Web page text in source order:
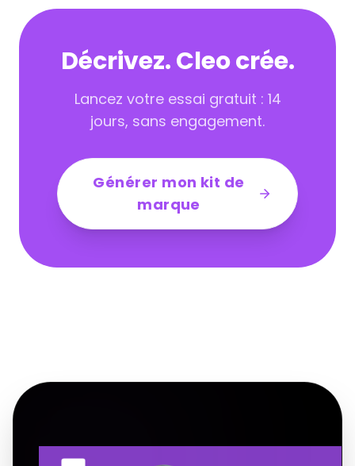
Décrivez. Cleo crée.
Lancez votre essai gratuit : 14
jours, sans engagement.
Générer mon kit de
marque